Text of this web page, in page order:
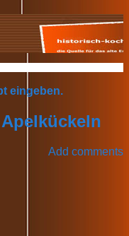
eingeben.
Add comments